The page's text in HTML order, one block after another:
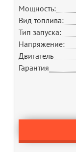
Мощность:
Вид топлива:
Тип запуска:
Напряжение:
Двигатель
Гарантия